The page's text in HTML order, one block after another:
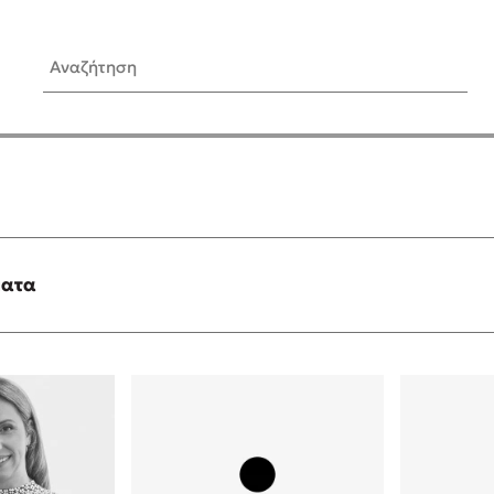
Αναζήτηση
είναι «το πρόβλημα»
Συγχαρητήρια, Πέθανες!